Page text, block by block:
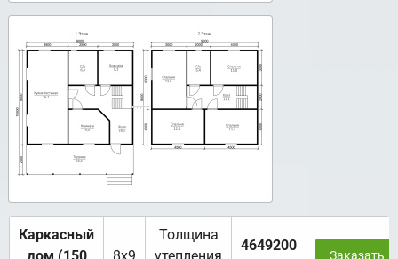
Каркасный
Толщина
4649200